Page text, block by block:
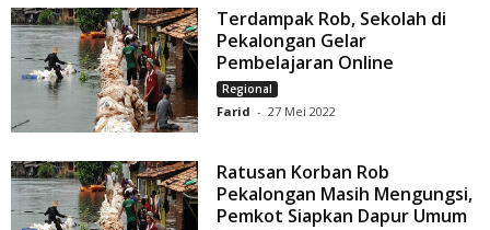
Terdampak Rob, Sekolah di
Pekalongan Gelar
Pembelajaran Online
Regional
Farid - 27 Mei 2022
Ratusan Korban Rob
Pekalongan Masih Mengungsi,
Pemkot Siapkan Dapur Umum